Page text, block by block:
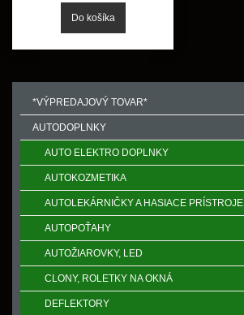
*VÝPREDAJOVÝ TOVAR*
AUTODOPLNKY
AUTO ELEKTRO DOPLNKY
AUTOKOZMETIKA
AUTOLEKÁRNIČKY A HASIACE PRÍSTROJE
AUTOPOŤAHY
AUTOŽIAROVKY, LED
CLONY, ROLETKY NA OKNÁ
DEFLEKTORY